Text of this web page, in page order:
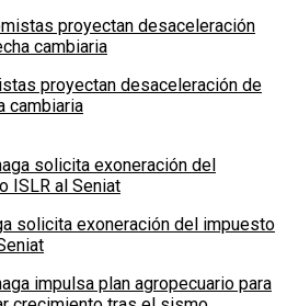
proyectan desaceleración de
cambiaria
solicita exoneración del impuesto